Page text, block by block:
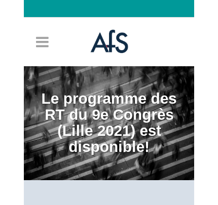
Le programme des
RT du 9e Congrès
(Lille 2021) est
disponible!